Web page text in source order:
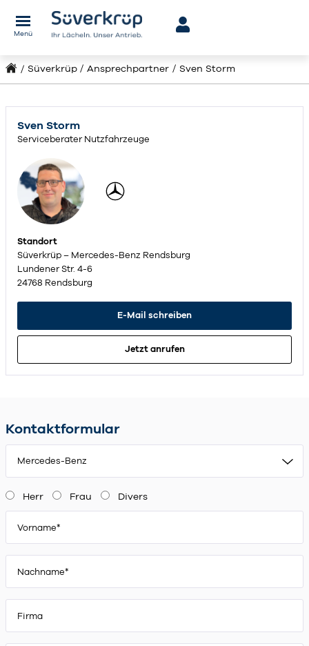
Menü
Süverkrüp Ansprechpartner Sven Storm
Sven Storm
Serviceberater Nutzfahrzeuge
Standort
Süverkrüp – Mercedes-Benz Rendsburg
Lundener Str. 4-6
24768 Rendsburg
E-Mail schreiben
Jetzt anrufen
Kontaktformular
Mercedes-Benz
Herr Frau Divers